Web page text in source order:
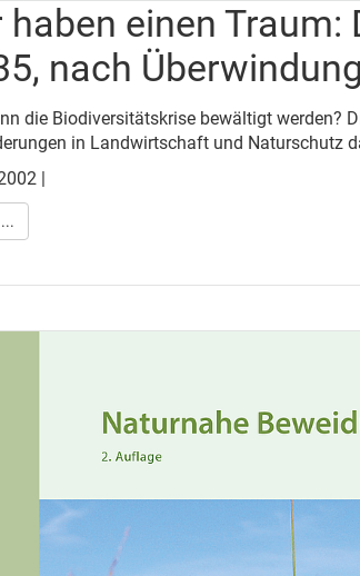
haben einen
nach
die Biodiversitätskrise bewältigt werden?
in Landwirtschaft und Naturschutz
|